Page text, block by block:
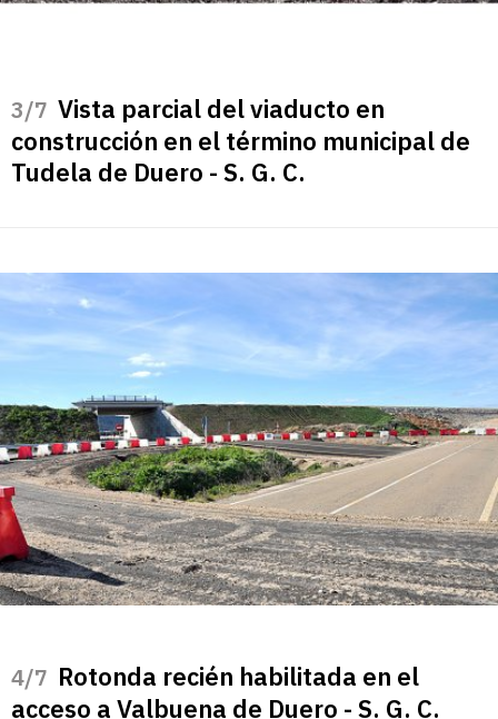
/7 Vista parcial del viaducto en
construcción en el término municipal de
Tudela de Duero - S. G. C.
/7 Rotonda recién habilitada en el
acceso a Valbuena de Duero - S. G. C.